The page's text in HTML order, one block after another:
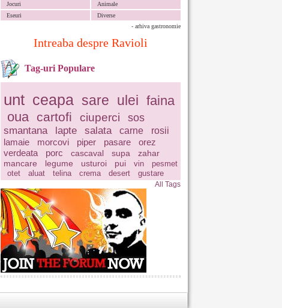
Jocuri
Animale
Eseuri
Diverse
- arhiva gastronomie
Intreaba despre Ravioli
Tag-uri Populare
unt ceapa sare ulei faina
oua
cartofi ciuperci sos
smantana lapte salata carne
rosii
lamaie
morcovi piper pasare
orez
verdeata
porc cascaval supa
zahar
mancare
legume usturoi pui vin
pesmet
otet
aluat telina crema desert gustare
All Tags